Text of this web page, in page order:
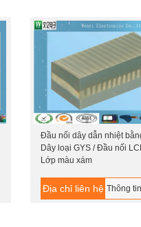
Đầu nối dây dẫn nhiệt
Dây loại GYS / Đầu nối
Lớp màu xám
Địa chỉ liên hệ Thông